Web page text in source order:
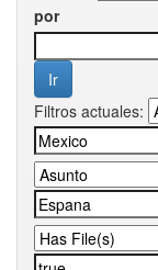
por
Filtros actuales: